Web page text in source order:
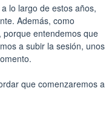
lo largo de estos años,
Además, como
entendemos que
a subir la sesión, unos
que comenzaremos a